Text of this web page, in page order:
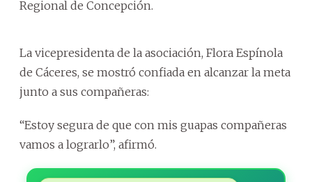
Regional de Concepción.
La vicepresidenta de la asociación, Flora Espínola
de Cáceres, se mostró confiada en alcanzar la meta
junto a sus compañeras:
“Estoy segura de que con mis guapas compañeras
vamos a lograrlo”, afirmó.